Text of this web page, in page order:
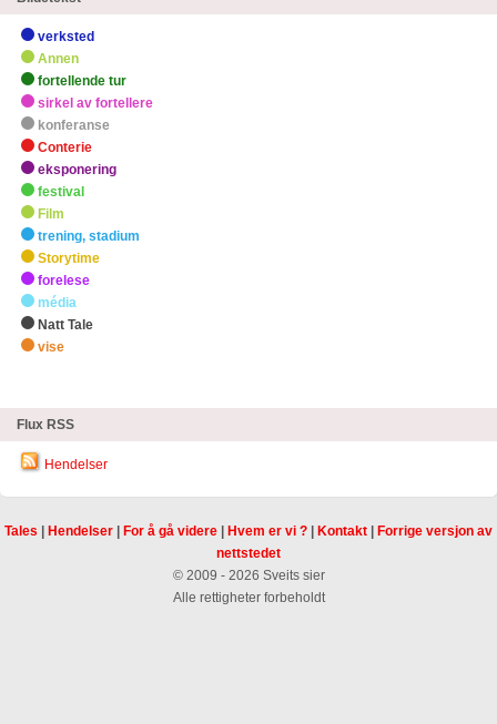
verksted
Annen
fortellende tur
sirkel av fortellere
konferanse
Conterie
eksponering
festival
Film
trening, stadium
Storytime
forelese
média
Natt Tale
vise
Flux RSS
Hendelser
Tales Hendelser For å gå videre Hvem er vi ? Kontakt
Forrige versjon av
nettstedet
© 2009 - 2026 Sveits sier
Alle rettigheter forbeholdt